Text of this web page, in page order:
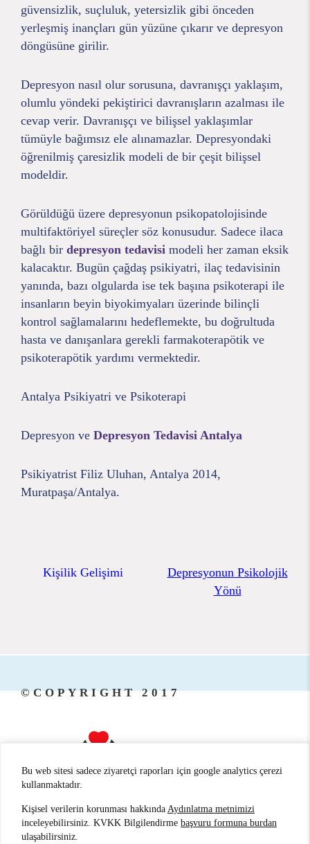
güvensizlik, suçluluk, yetersizlik gibi önceden
yerleşmiş inançları gün yüzüne çıkarır ve depresyon
döngüsüne girilir.
Depresyon nasıl olur sorusuna, davranışçı yaklaşım,
olumlu yöndeki pekiştirici davranışların azalması ile
cevap verir. Davranışçı ve bilişsel yaklaşımlar
tümüyle bağımsız ele alınamazlar. Depresyondaki
öğrenilmiş çaresizlik modeli de bir çeşit bilişsel
modeldir.
Görüldüğü üzere depresyonun psikopatolojisinde
multifaktöriyel süreçler söz konusudur. Sadece ilaca
bağlı bir depresyon tedavisi modeli her zaman eksik
kalacaktır. Bugün çağdaş psikiyatri, ilaç tedavisinin
yanında, bazı olgularda ise tek başına psikoterapi ile
insanların beyin biyokimyaları üzerinde bilinçli
kontrol sağlamalarını hedeflemekte, bu doğrultuda
hasta ve danışanlara gerekli farmakoterapötik ve
psikoterapötik yardımı vermektedir.
Antalya Psikiyatri ve Psikoterapi
Depresyon ve Depresyon Tedavisi Antalya
Psikiyatrist Filiz Uluhan, Antalya 2014,
Muratpaşa/Antalya.
Kişilik Gelişimi
Depresyonun Psikolojik
Yönü
©COPYRIGHT 2017
ANTALYA PSİKİYATRİ / ANTALYA
Bu web sitesi sadece ziyaretçi raporları için google analytics çerezi
kullanmaktadır.
Kişisel verilerin korunması hakkında Aydınlatma metnimizi
inceleyebilirsiniz. KVKK Bilgilendirme başvuru formuna burdan
ulaşabilirsiniz.